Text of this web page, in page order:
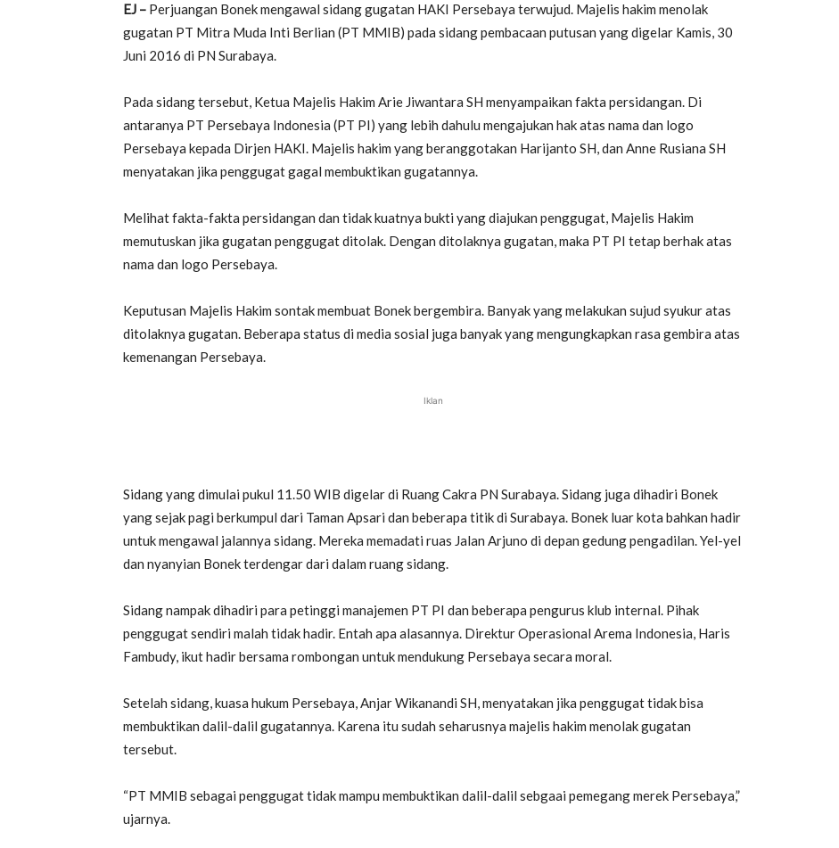
EJ – Perjuangan Bonek mengawal sidang gugatan HAKI Persebaya terwujud. Majelis hakim menolak
gugatan PT Mitra Muda Inti Berlian (PT MMIB) pada sidang pembacaan putusan yang digelar Kamis, 30
Juni 2016 di PN Surabaya.
Pada sidang tersebut, Ketua Majelis Hakim Arie Jiwantara SH menyampaikan fakta persidangan. Di
antaranya PT Persebaya Indonesia (PT PI) yang lebih dahulu mengajukan hak atas nama dan logo
Persebaya kepada Dirjen HAKI. Majelis hakim yang beranggotakan Harijanto SH, dan Anne Rusiana SH
menyatakan jika penggugat gagal membuktikan gugatannya.
Melihat fakta-fakta persidangan dan tidak kuatnya bukti yang diajukan penggugat, Majelis Hakim
memutuskan jika gugatan penggugat ditolak. Dengan ditolaknya gugatan, maka PT PI tetap berhak atas
nama dan logo Persebaya.
Keputusan Majelis Hakim sontak membuat Bonek bergembira. Banyak yang melakukan sujud syukur atas
ditolaknya gugatan. Beberapa status di media sosial juga banyak yang mengungkapkan rasa gembira atas
kemenangan Persebaya.
Iklan
Sidang yang dimulai pukul 11.50 WIB digelar di Ruang Cakra PN Surabaya. Sidang juga dihadiri Bonek
yang sejak pagi berkumpul dari Taman Apsari dan beberapa titik di Surabaya. Bonek luar kota bahkan hadir
untuk mengawal jalannya sidang. Mereka memadati ruas Jalan Arjuno di depan gedung pengadilan. Yel-yel
dan nyanyian Bonek terdengar dari dalam ruang sidang.
Sidang nampak dihadiri para petinggi manajemen PT PI dan beberapa pengurus klub internal. Pihak
penggugat sendiri malah tidak hadir. Entah apa alasannya. Direktur Operasional Arema Indonesia, Haris
Fambudy, ikut hadir bersama rombongan untuk mendukung Persebaya secara moral.
Setelah sidang, kuasa hukum Persebaya, Anjar Wikanandi SH, menyatakan jika penggugat tidak bisa
membuktikan dalil-dalil gugatannya. Karena itu sudah seharusnya majelis hakim menolak gugatan
tersebut.
“PT MMIB sebagai penggugat tidak mampu membuktikan dalil-dalil sebgaai pemegang merek Persebaya,”
ujarnya.